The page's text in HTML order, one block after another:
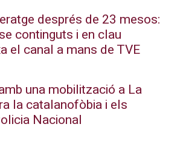
després de 23 mesos:
continguts i en clau
el canal a mans de TVE
una mobilització a La
la catalanofòbia i els
Nacional